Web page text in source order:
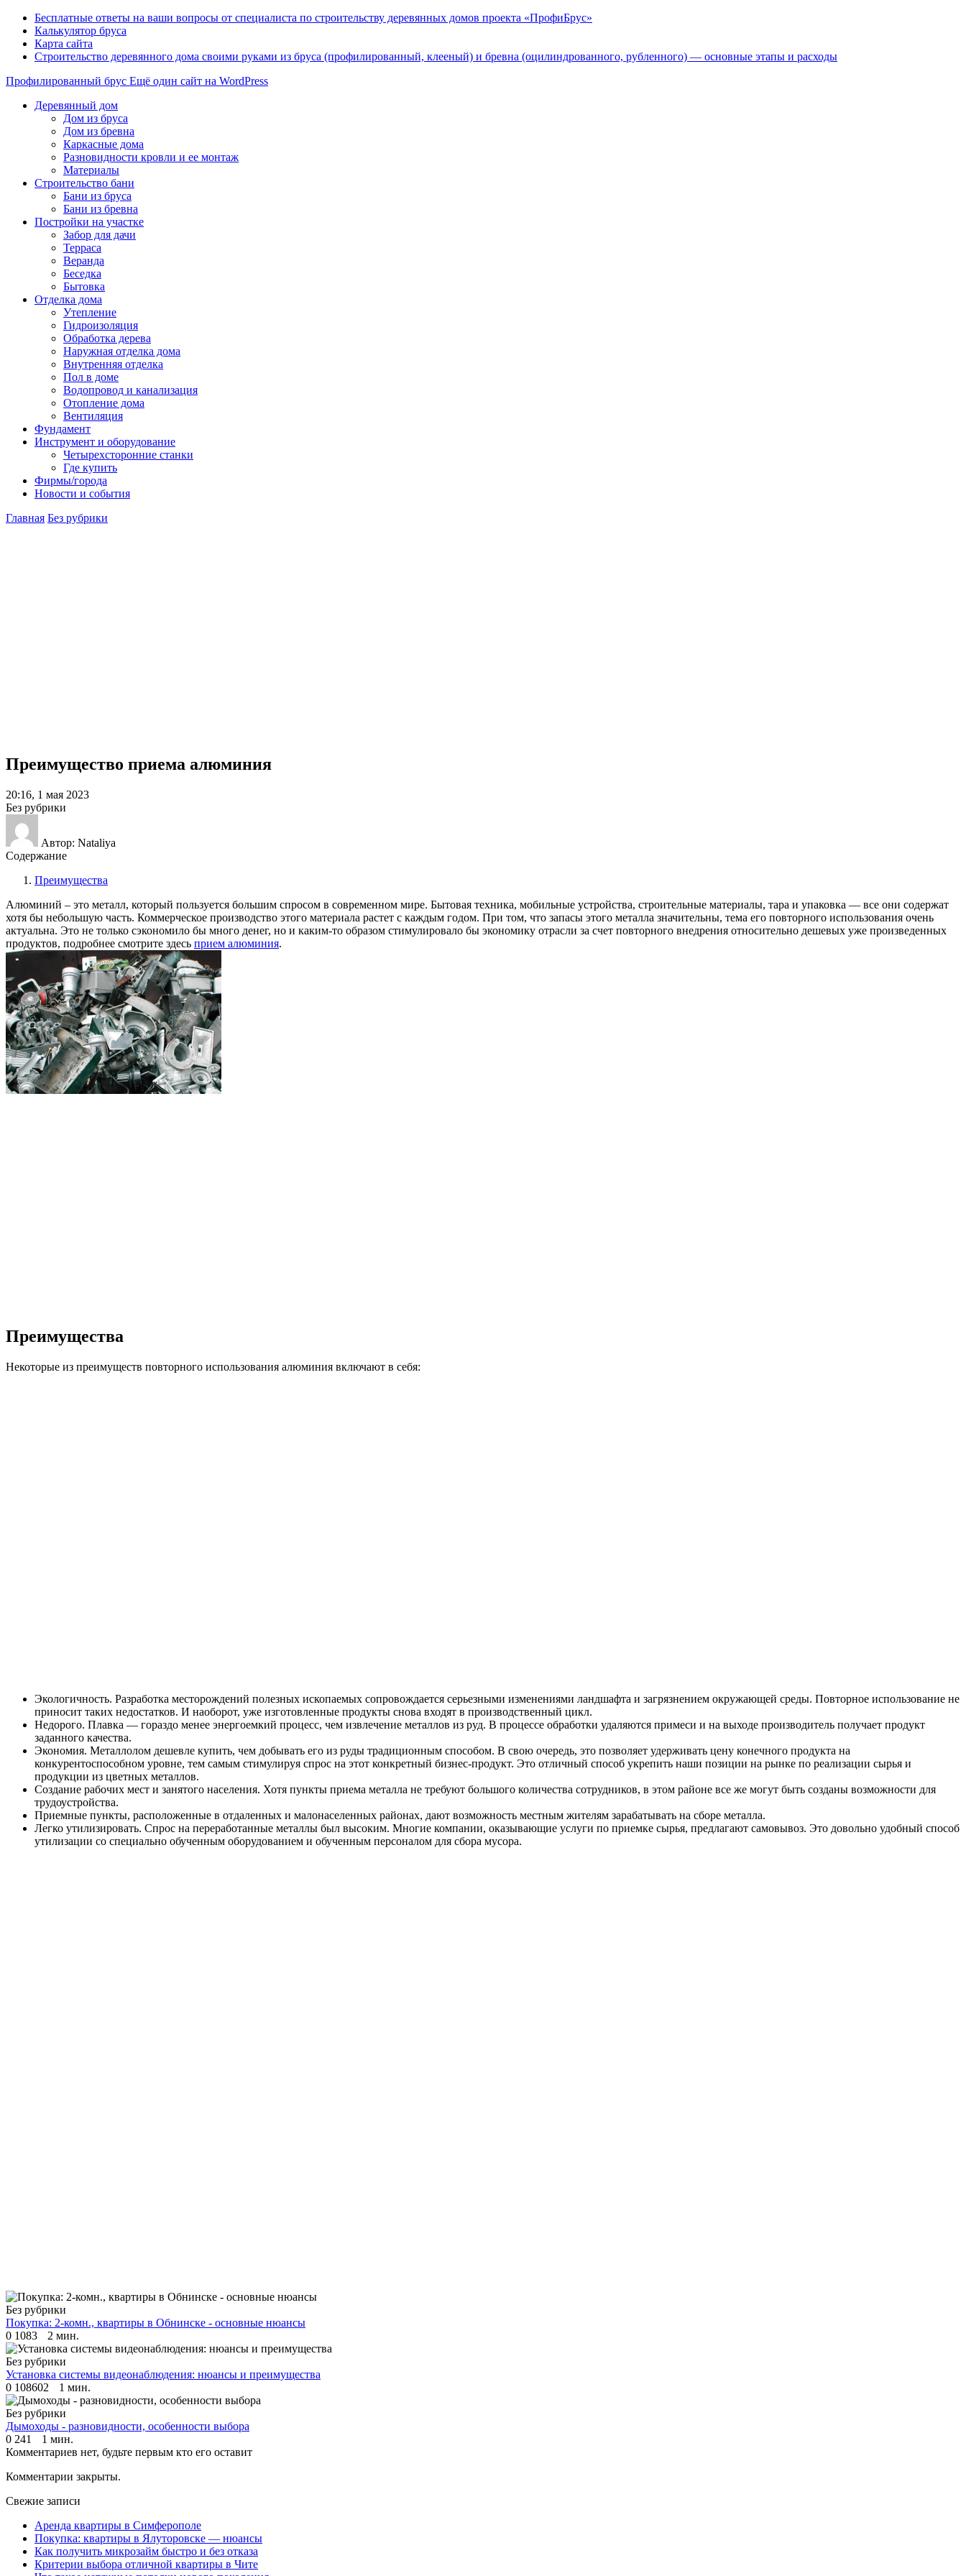
Бесплатные ответы на ваши вопросы от специалиста по строительству деревянных домов проекта «ПрофиБрус»
Калькулятор бруса
Карта сайта
Строительство деревянного дома своими руками из бруса (профилированный, клееный) и бревна (оцилиндрованного, рубленного) — основные этапы и расходы
Профилированный брус Ещё один сайт на WordPress
Деревянный дом
Дом из бруса
Дом из бревна
Каркасные дома
Разновидности кровли и ее монтаж
Материалы
Строительство бани
Бани из бруса
Бани из бревна
Постройки на участке
Забор для дачи
Терраса
Веранда
Беседка
Бытовка
Отделка дома
Утепление
Гидроизоляция
Обработка дерева
Наружная отделка дома
Внутренняя отделка
Пол в доме
Водопровод и канализация
Отопление дома
Вентиляция
Фундамент
Инструмент и оборудование
Четырехсторонние станки
Где купить
Фирмы/города
Новости и события
Главная Без рубрики
Преимущество приема алюминия
20:16, 1 мая 2023
Без рубрики
Автор: Nataliya
Содержание
Преимущества
Алюминий – это металл, который пользуется большим спросом в современном мире. Бытовая техника, мобильные устройства, строительные материалы, тара и упаковка — все они содержат
хотя бы небольшую часть. Коммерческое производство этого материала растет с каждым годом. При том, что запасы этого металла значительны, тема его повторного использования очень
актуальна. Это не только сэкономило бы много денег, но и каким-то образом стимулировало бы экономику отрасли за счет повторного внедрения относительно дешевых уже произведенных
продуктов, подробнее смотрите здесь прием алюминия.
Преимущества
Некоторые из преимуществ повторного использования алюминия включают в себя:
Экологичность. Разработка месторождений полезных ископаемых сопровождается серьезными изменениями ландшафта и загрязнением окружающей среды. Повторное использование не
приносит таких недостатков. И наоборот, уже изготовленные продукты снова входят в производственный цикл.
Недорого. Плавка — гораздо менее энергоемкий процесс, чем извлечение металлов из руд. В процессе обработки удаляются примеси и на выходе производитель получает продукт
заданного качества.
Экономия. Металлолом дешевле купить, чем добывать его из руды традиционным способом. В свою очередь, это позволяет удерживать цену конечного продукта на
конкурентоспособном уровне, тем самым стимулируя спрос на этот конкретный бизнес-продукт. Это отличный способ укрепить наши позиции на рынке по реализации сырья и
продукции из цветных металлов.
Создание рабочих мест и занятого населения. Хотя пункты приема металла не требуют большого количества сотрудников, в этом районе все же могут быть созданы возможности для
трудоустройства.
Приемные пункты, расположенные в отдаленных и малонаселенных районах, дают возможность местным жителям зарабатывать на сборе металла.
Легко утилизировать. Спрос на переработанные металлы был высоким. Многие компании, оказывающие услуги по приемке сырья, предлагают самовывоз. Это довольно удобный способ
утилизации со специально обученным оборудованием и обученным персоналом для сбора мусора.
Без рубрики
Покупка: 2-комн., квартиры в Обнинске - основные нюансы
0 1083 2 мин.
Без рубрики
Установка системы видеонаблюдения: нюансы и преимущества
0 108602 1 мин.
Без рубрики
Дымоходы - разновидности, особенности выбора
0 241
1 мин.
Комментариев нет, будьте первым кто его оставит
Комментарии закрыты.
Свежие записи
Аренда квартиры в Симферополе
Покупка: квартиры в Ялуторовске — нюансы
Как получить микрозайм быстро и без отказа
Критерии выбора отличной квартиры в Чите